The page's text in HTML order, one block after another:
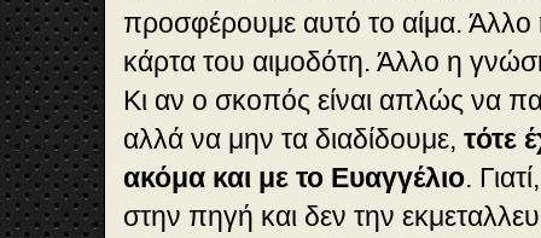
προσφέρουμε αυτό το αίμα. Άλλο
κάρτα του αιμοδότη. Άλλο η
Κι αν ο σκοπός είναι απλώς να
αλλά να μην τα διαδίδουμε, τότε
ακόμα και με το Ευαγγέλιο.
στην πηγή και δεν την